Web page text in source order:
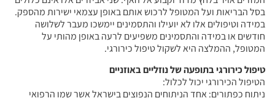
בסל הבריאות ועל המטופל לרכוש אותם באופן עצמאי ישירות מהספק.
במידה וטיפולים אלו לא יועילו והתסמינים יימשכו מעבר לשלושה
חודשים או במידה והתסמינים משפיעים לרעה באופן מהותי על
המטופל, ההמלצה היא לשקול טיפול כירורגי.
טיפול כירורגי בתופעה של נוזליים באוזניים
הטיפול הכירורגי יכול לכלול:
ניתוח כפתורים: אחד הניתוחים הנפוצים בישראל אשר שמו הרפואי